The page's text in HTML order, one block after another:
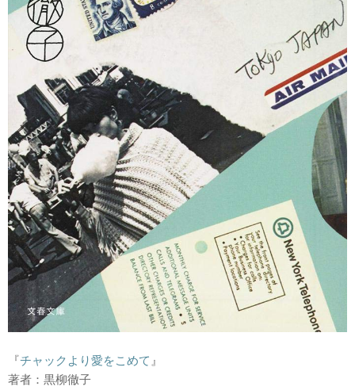
『チャックより愛をこめて 』
著者：黒柳徹子